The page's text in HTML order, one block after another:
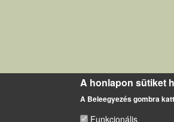
A honlapon sütiket
A Beleegyezés gombra
Funkcionális